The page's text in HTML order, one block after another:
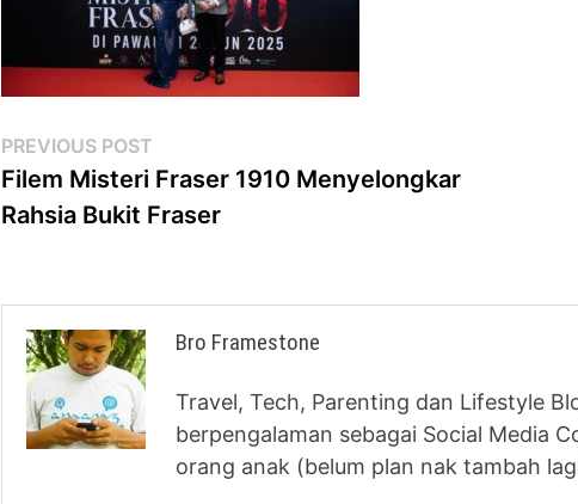
Post
navigation
PREVIOUS POST
post:
Filem Misteri Fraser 1910 Menyelongkar
Rahsia Bukit Fraser
Bro Framestone
Travel, Tech, Parenting dan Lifestyle
berpengalaman sebagai Social Media
orang anak (belum plan nak tambah